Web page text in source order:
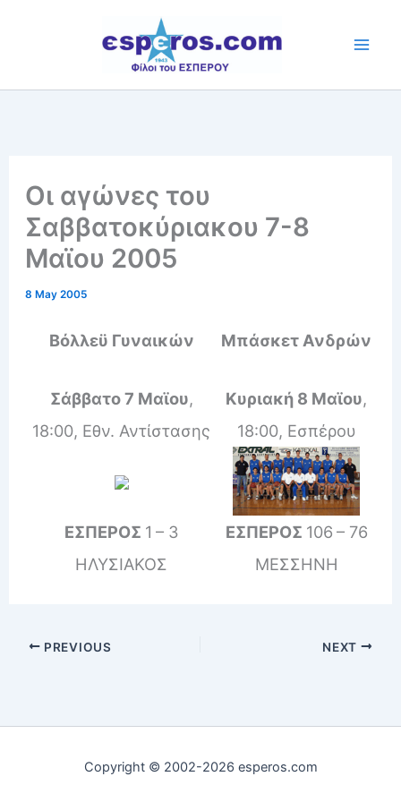
Οι αγώνες του
Σαββατοκύριακου 7-8
Μαϊου 2005
8 May 2005
Βόλλεϋ Γυναικών Μπάσκετ Ανδρών
Σάββατο 7 Μαϊου,
18:00, Εθν. Αντίστασης
Κυριακή 8 Μαϊου,
18:00, Εσπέρου
ΕΣΠΕΡΟΣ 1 – 3
ΗΛΥΣΙΑΚΟΣ
ΕΣΠΕΡΟΣ 106 – 76
ΜΕΣΣΗΝΗ
PREVIOUS NEXT
Copyright © 2002-2026 esperos.com